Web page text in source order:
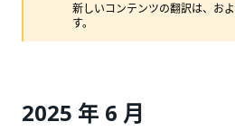
新しいコンテンツの翻訳は、お
す。
2025 年 6 月